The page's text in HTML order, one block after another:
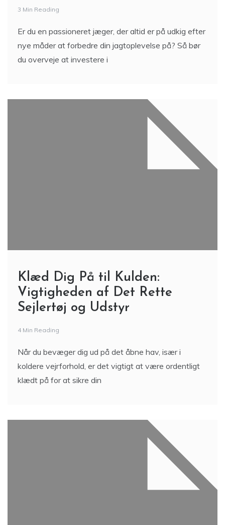
3 Min Reading
Er du en passioneret jæger, der altid er på udkig efter
nye måder at forbedre din jagtoplevelse på? Så bør
du overveje at investere i
Klæd Dig På til Kulden:
Vigtigheden af Det Rette
Sejlertøj og Udstyr
4 Min Reading
Når du bevæger dig ud på det åbne hav, især i
koldere vejrforhold, er det vigtigt at være ordentligt
klædt på for at sikre din